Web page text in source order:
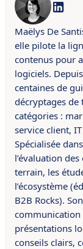
Maëlys De
elle pilote la
contenus pour
logiciels.
centaines de
décryptages de
catégories :
service client,
Spécialisée
l’évaluation
terrain, les
l’écosystème
B2B Rocks).
présentations
conseils clairs,